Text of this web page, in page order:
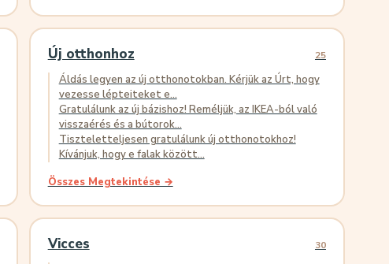
Új otthonhoz 25
Áldás legyen az új otthonotokban. Kérjük az Úrt, hogy
vezesse lépteiteket e...
Gratulálunk az új bázishoz! Reméljük, az IKEA-ból való
visszaérés és a bútorok...
Tiszteletteljesen gratulálunk új otthonotokhoz!
Kívánjuk, hogy e falak között...
Összes Megtekintése →
Vicces 30